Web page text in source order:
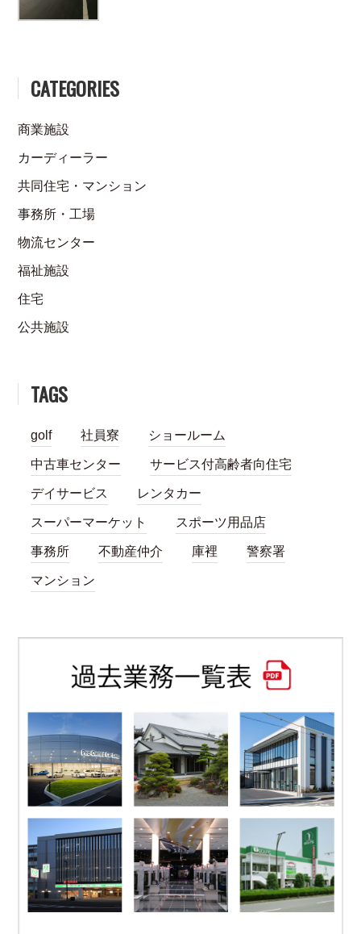
CATEGORIES
商業施設
カーディーラー
共同住宅・マンション
事務所・工場
物流センター
福祉施設
住宅
公共施設
TAGS
golf 社員寮 ショールーム
中古車センター サービス付高齢者向住宅
デイサービス レンタカー
スーパーマーケット スポーツ用品店
事務所 不動産仲介 庫裡 警察署
マンション